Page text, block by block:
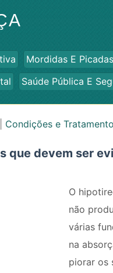
Mordidas E Picadas
Saúde Pública E
Condições e
que devem ser
O
não
várias
na
piorar os